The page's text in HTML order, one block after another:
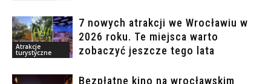
Atrakcje
turystyczne
7 nowych atrakcji we Wrocławiu w
2026 roku. Te miejsca warto
zobaczyć jeszcze tego lata
Bezpłatne kino na wrocławskim